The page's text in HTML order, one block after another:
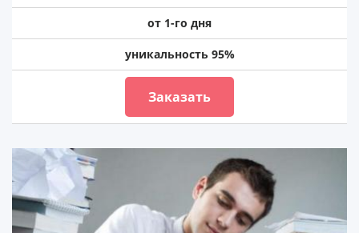
от 1-го дня
уникальность 95%
Заказать